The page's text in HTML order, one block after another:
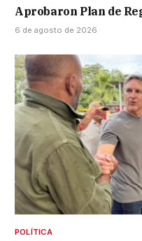
Aprobaron Plan de
6 de agosto de 2026
POLÍTICA